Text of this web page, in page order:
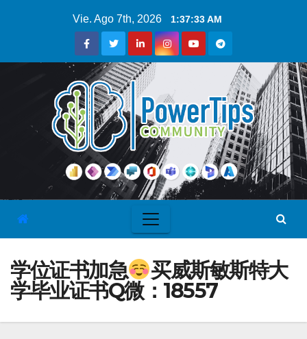
Vie. Ago 7th, 2026 1:37:34 AM
学位证书加急
买威斯敏斯特大
学毕业证书Q微：18557